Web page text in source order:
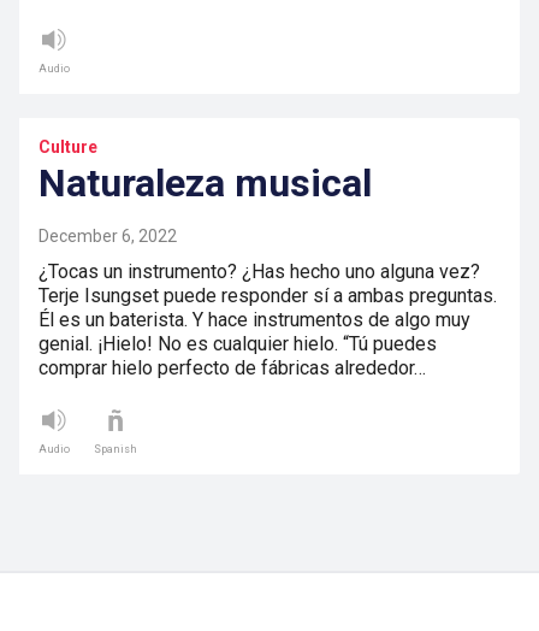
Audio
Culture
Naturaleza musical
December 6, 2022
¿Tocas un instrumento? ¿Has hecho uno alguna vez?
Terje Isungset puede responder sí a ambas preguntas.
Él es un baterista. Y hace instrumentos de algo muy
genial. ¡Hielo! No es cualquier hielo. “Tú puedes
comprar hielo perfecto de fábricas alrededor…
Audio Spanish